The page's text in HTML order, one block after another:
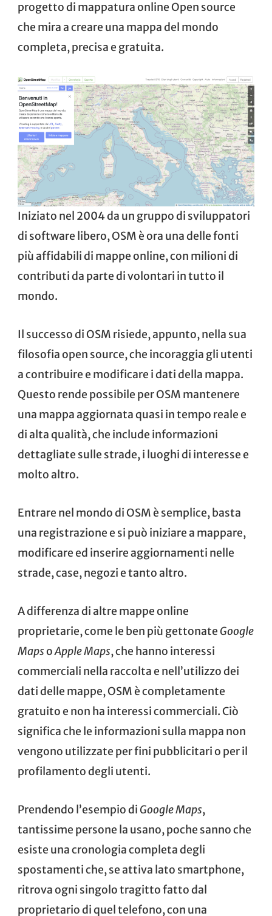
progetto di mappatura onlineOpen source
che mira a creare una mappa del mondo
completa, precisa e gratuita.
Iniziato nel 2004 da un gruppo di sviluppatori
di software libero, OSM è ora una delle fonti
più affidabili di mappe online, con milioni di
contributi da parte di volontari in tutto il
mondo.
Il successo di OSM risiede, appunto, nella sua
filosofia open source, che incoraggia gli utenti
a contribuire e modificare i dati della mappa.
Questo rende possibile per OSM mantenere
una mappa aggiornata quasi in tempo reale e
di alta qualità, che include informazioni
dettagliate sulle strade, i luoghi di interesse e
molto altro.
Entrare nel mondo di OSM è semplice, basta
una registrazione e si può iniziare a mappare,
modificare ed inserire aggiornamenti nelle
strade, case, negozi e tanto altro.
A differenza di altre mappe online
proprietarie, come le ben più gettonate Google
MapsoApple Maps, che hanno interessi
commerciali nella raccolta e nell’utilizzo dei
dati delle mappe, OSM è completamente
gratuito e non ha interessi commerciali. Ciò
significa che le informazioni sulla mappa non
vengono utilizzate per fini pubblicitari o per il
profilamento degli utenti.
Prendendo l’esempio di Google Maps,
tantissime persone la usano, poche sanno che
esiste unacronologia completadegli
spostamenti che, se attiva lato smartphone,
ritrova ogni singolo tragitto fatto dal
proprietario di quel telefono, con una